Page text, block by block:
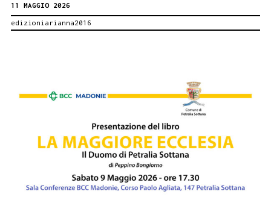
11 MAGGIO 2026
edizioniarianna2016